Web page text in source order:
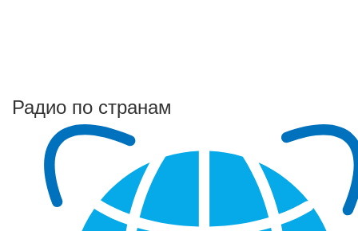
Радио по странам